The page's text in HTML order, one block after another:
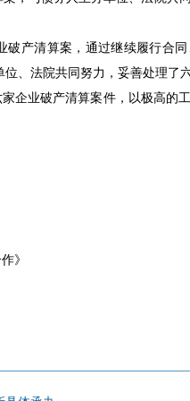
产清算案，通过继续履行合
、法院共同努力，妥善处理了
企业破产清算案件，以极高的
》